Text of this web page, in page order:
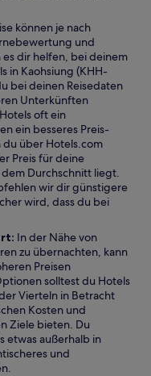
können je nach
und
es dir helfen, bei deinem
in Kaohsiung (KHH-
bei deinen Reisedaten
Unterkünften
oft ein
ein besseres Preis-
du über Hotels.com
Preis für deine
Durchschnitt liegt.
wir dir günstigere
wird, dass du bei
In der Nähe von
zu übernachten, kann
Preisen
solltest du Hotels
Vierteln in Betracht
Kosten und
Ziele bieten. Du
etwas außerhalb in
und